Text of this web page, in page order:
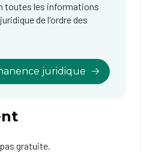
toutes les informations
de l'ordre des
juridique
gratuite.